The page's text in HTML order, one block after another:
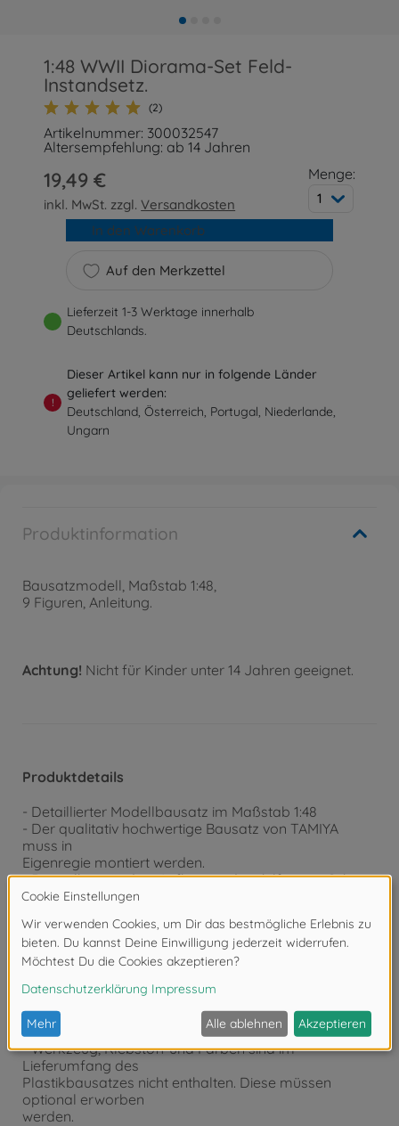
1:48 WWII Diorama-Set Feld-
Instandsetz.
(2)
Artikelnummer: 300032547
Altersempfehlung: ab 14 Jahren
19,49 €
inkl. MwSt. zzgl.Versandkosten
Menge:
1
Auf den Merkzettel
In den Warenkorb
Lieferzeit 1-3 Werktage innerhalb
Deutschlands.
!
Dieser Artikel kann nur in folgende Länder
geliefert werden:
Deutschland, Österreich, Portugal, Niederlande,
Ungarn
Produktinformation
Bausatzmodell, Maßstab 1:48,
9 Figuren, Anleitung.
Achtung! Nicht für Kinder unter 14 Jahren geeignet.
Produktdetails
- Detaillierter Modellbausatz im Maßstab 1:48
- Der qualitativ hochwertige Bausatz von TAMIYA
muss in
Eigenregie montiert werden.
- Der selbstständige Aufbau wird mithilfe einer Schritt
für Schritt
Aufbauanleitung
ist selbstverständlich im Lieferumfang enthalten.
- Auf Basis der Aufbauanleitung müssen die
passgenauen Einzelteile
zusammengefügt werden. Eine Lackierung der Teile
kann nach
eigenen Vorstellungen vorgenommen werden.
- Werkzeug, Klebstoff und Farben sind im
Lieferumfang des
Plastikbausatzes nicht enthalten. Diese müssen
optional erworben
werden.